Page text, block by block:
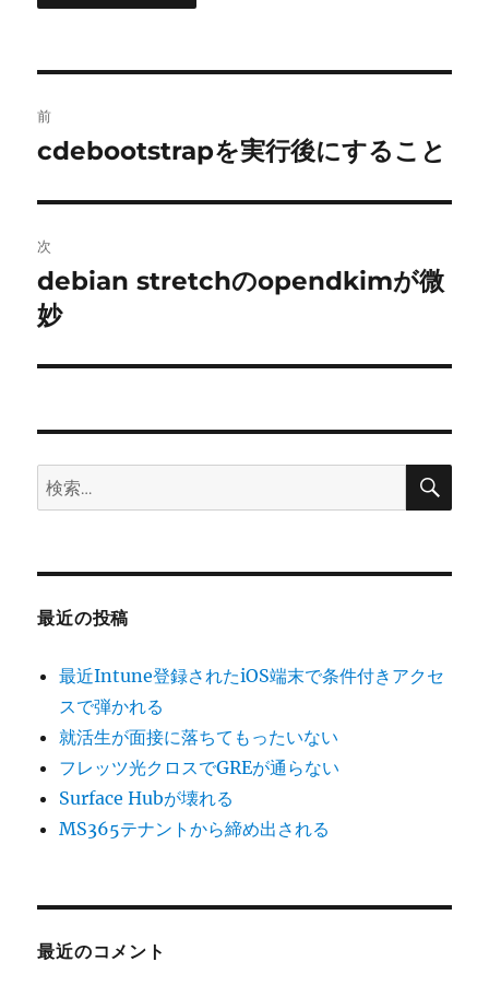
稿
ビ
ゲ
ー
シ
ン
前
前
投
稿:
cdebootstrapを実行後にすること
次
次
の
稿:
debian stretchのopendkimが微
妙
検
索:
検
最近の投稿
最近Intune登録されたiOS端末で条件付きアクセ
スで弾かれる
就活生が面接に落ちてもったいない
フレッツ光クロスでGREが通らない
Surface Hubが壊れる
MS365テナントから締め出される
最近のコメント